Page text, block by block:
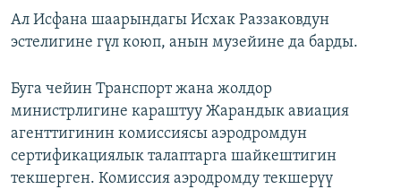
Ал Исфана шаарындагы Исхак Раззаковдун
эстелигине гүл коюп, анын музейине да барды.
Буга чейин Транспорт жана жолдор
министрлигине караштуу Жарандык авиация
агенттигинин комиссиясы аэродромдун
сертификациялык талаптарга шайкештигин
текшерген. Комиссия аэродромду текшерүү